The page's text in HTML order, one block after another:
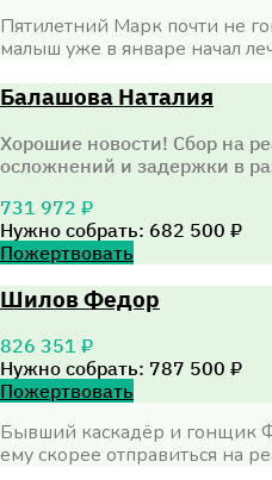
Пятилетний Марк почти не
малыш уже в январе начал
Балашова Наталия
Хорошие новости! Сбор на
осложнений и задержки в
731 972 ₽
Нужно собрать: 682 500 ₽
Пожертвовать
Шилов Федор
826 351 ₽
Нужно собрать: 787 500 ₽
Пожертвовать
Бывший каскадёр и гонщик
ему скорее отправиться на